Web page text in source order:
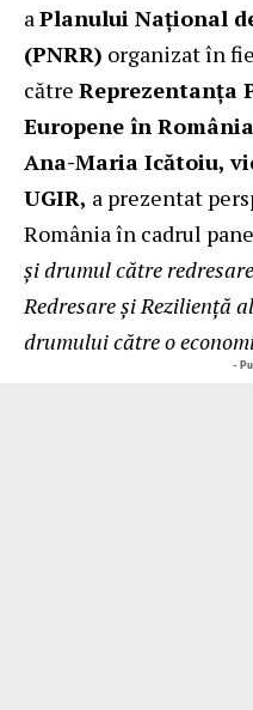
aPlanului Național
(PNRR) organizat în
către Reprezentanța
Europene în
Ana-Maria Icătoiu,
UGIR, a prezentat
România în cadrul
și drumul către
Redresare și Reziliență
drumului către o
-